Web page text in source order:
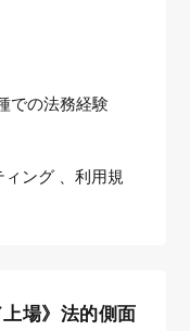
での法務経験
ング 、利用規
上場》法的側面